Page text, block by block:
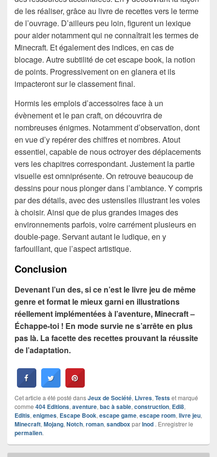
de les réaliser, grâce au livre de recettes vers le terme
de l’ouvrage. D’ailleurs peu loin, figurent un lexique
pour aider notamment qui ne connaîtrait les termes de
Minecraft. Et également des indices, en cas de
blocage. Autre subtilité de cet escape book, la notion
de points. Progressivement on en glanera et ils
impacteront sur le classement final.
Hormis les emplois d’accessoires face à un
évènement et le pan craft, on découvrira de
nombreuses énigmes. Notamment d’observation, dont
en vue d’y repérer des chiffres et nombres. Atout
essentiel, capable de nous octroyer des déplacements
vers les chapitres correspondant. Justement la partie
visuelle est omniprésente. On retrouve beaucoup de
dessins pour nous plonger dans l’ambiance. Y compris
par des détails, avec des ustensiles illustrant les voies
à choisir. Ainsi que de plus grandes images des
environnements parfois, voire carrément plusieurs en
double-page. Servant autant le ludique, en y
farfouillant, que l’aspect artistique.
Conclusion
Devenant l’un des, si ce n’est le livre jeu de même
genre et format le mieux garni en illustrations
réellement implémentées à l’aventure, Minecraft –
Échappe-toi ! En mode survie ne s’arrête en plus
pas là. La facette des recettes prouvant la réussite
de l’adaptation.
Cet article a été posté dansJeux de Société, Livres, Testset marqué
comme 404 Editions, aventure, bac à sable, construction, Edi8,
Editis, enigmes, Escape Book, escape game, escape room, livre jeu,
Minecraft, Mojang, Notch, roman, sandboxparInod . Enregistrer le
permalien.